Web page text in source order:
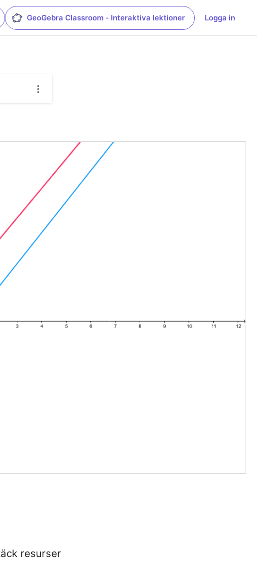
GeoGebra Classroom - Interaktiva lektioner Logga in
resurser